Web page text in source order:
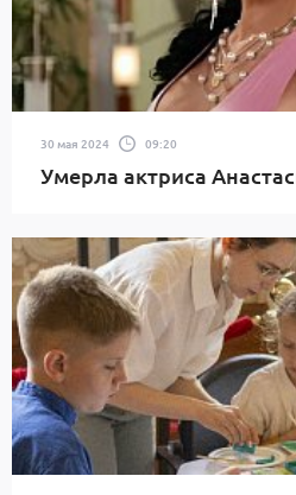
30 мая 2024 09:20
Умерла актриса